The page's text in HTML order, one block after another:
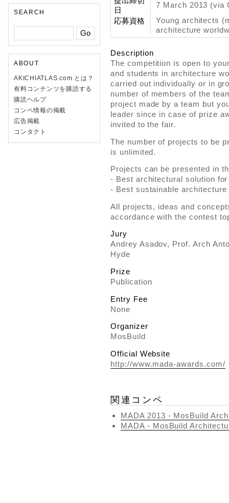
SEARCH
ABOUT
AKICHIATLAS.com とは？
有料コンテンツを購読する
購読ヘルプ
コンペ情報の掲載
広告掲載
コンタクト
日
7 March 2013 (via
応募資格
Young architects
architecture
Description
The competition is open to
and students in architecture
carried out individually or in
number of members of the
project made by a team but
leader since in case of prize
invited to the fair.
The number of projects to be
is unlimited.
Projects can be presented in
- Best architectural solution
- Best sustainable architecture
All projects, ideas and
accordance with the contest
Jury
Andrey Asadov, Prof. Arch
Hyde
Prize
Publication
Entry Fee
None
Organizer
MosBuild
Official Website
http://www.mada-awards.com/
関連コンペ
MADA 2013 - MosBuild
MADA - MosBuild